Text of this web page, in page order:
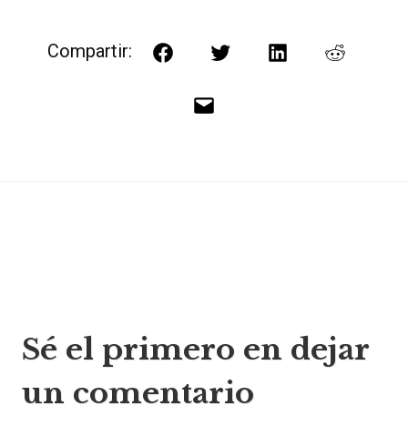
Compartir: FacebookTwitterLinkedInReddit
Correo
de
Sé el primero en dejar
un comentario